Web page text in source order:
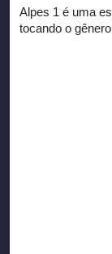
Alpes 1 é uma
tocando o